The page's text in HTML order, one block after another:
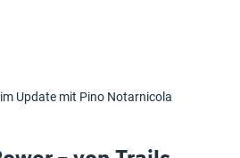
Update mit Pino Notarnicola